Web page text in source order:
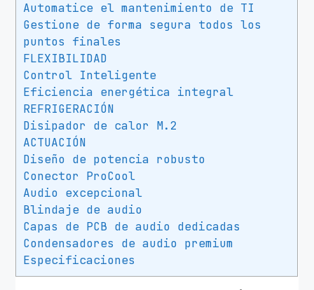
Automatice el mantenimiento de TI
Gestione de forma segura todos los
puntos finales
FLEXIBILIDAD
Control Inteligente
Eficiencia energética integral
REFRIGERACIÓN
Disipador de calor M.2
ACTUACIÓN
Diseño de potencia robusto
Conector ProCool
Audio excepcional
Blindaje de audio
Capas de PCB de audio dedicadas
Condensadores de audio premium
Especificaciones